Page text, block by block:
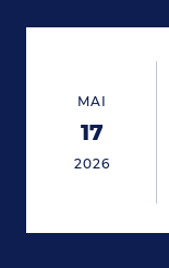
17.05.2026
MAI
17
2026